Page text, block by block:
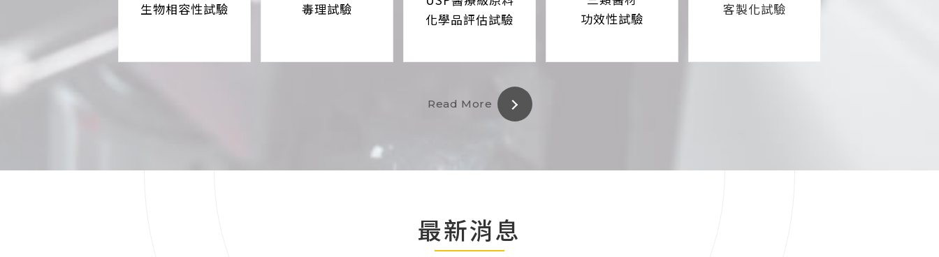
生物相容性試驗 毒理試驗
化學品評估試驗
功效性試驗
客製化試驗
Read More
最新消息